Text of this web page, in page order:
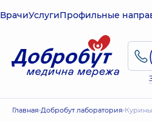
ВрачиУслугиПрофильные
Главная Добробут лаборатория